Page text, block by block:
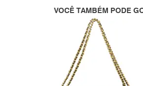
VOCÊ TAMBÉM PODE